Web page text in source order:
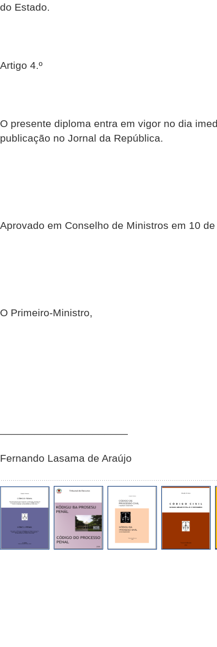
do Estado.
Artigo 4.º
O presente diploma entra em vigor no dia
publicação no Jornal da República.
Aprovado em Conselho de Ministros em 10
O Primeiro-Ministro,
Fernando Lasama de Araújo